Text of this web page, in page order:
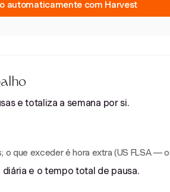
automaticamente com Harvest
e totaliza a semana por si.
o que exceder é hora extra (US FLSA —
e o tempo total de pausa.